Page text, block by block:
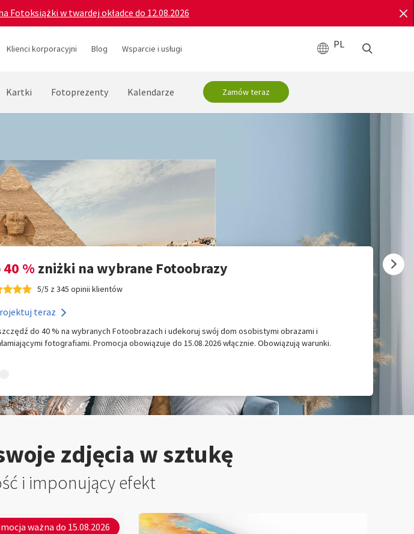
Fotoksiążki w twardej okładce do 12.08.2026
Klienci korporacyjni Blog Wsparcie i usługi PL
Kartki Fotoprezenty Kalendarze Zamów teraz
40 %zniżki na wybrane Fotoobrazy
teraz
do 40 % na wybranych Fotoobrazach i udekoruj swój dom osobistymi obrazami i
fotografiami. Promocja obowiązuje do 15.08.2026 włącznie. Obowiązują warunki.
5/5 z 345 opinii klientów
zdjęcia w sztukę
i imponujący efekt
ważna do 15.08.2026